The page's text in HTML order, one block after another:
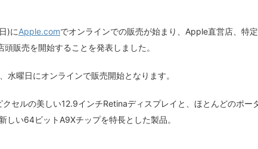
)にApple.comでオンラインでの販売が始まり、Apple直営店、特
販売を開始することを発表しました。
曜日にオンラインで販売開始となります。
セルの美しい12.9インチRetinaディスプレイと、ほとんどのポー
しい64ビットA9Xチップを特長とした製品。